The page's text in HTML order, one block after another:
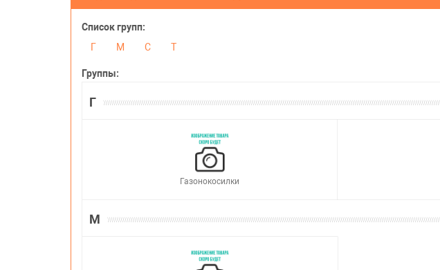
Список групп:
Г
М С Т
Группы:
Г
Газонокосилки
М